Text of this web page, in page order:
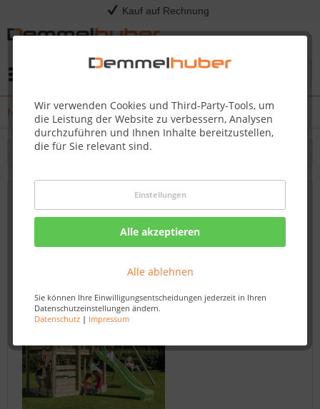
Kauf auf Rechnung
Wir verwenden Cookies und Third-Party-Tools, um
die Leistung der Website zu verbessern, Analysen
durchzuführen und Ihnen Inhalte bereitzustellen,
die für Sie relevant sind.
Einstellungen
Alle akzeptieren
Alle ablehnen
Sie können Ihre Einwilligungsentscheidungen jederzeit in Ihren
Datenschutzeinstellungen ändern.
Datenschutz| Impressum
News
Filtern
FAQ - Kinderspielturm aus Holz für den
eigenen Garten
Von: Nadine Wagner